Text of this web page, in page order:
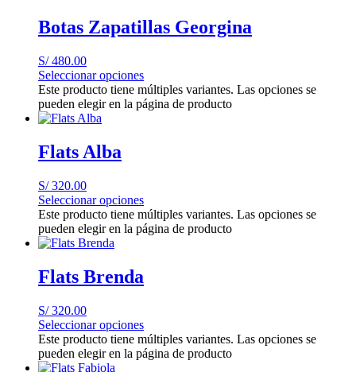
Botas Zapatillas Georgina
S/480.00
Seleccionar opciones
Este producto tiene múltiples variantes. Las opciones se
pueden elegir en la página de producto
Flats Alba
S/320.00
Seleccionar opciones
Este producto tiene múltiples variantes. Las opciones se
pueden elegir en la página de producto
Flats Brenda
S/320.00
Seleccionar opciones
Este producto tiene múltiples variantes. Las opciones se
pueden elegir en la página de producto